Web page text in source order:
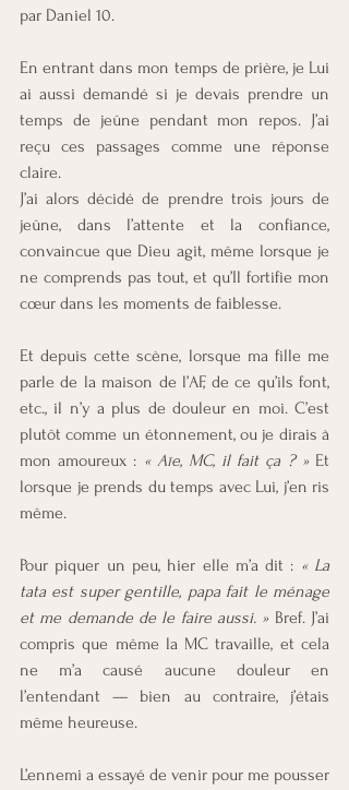
par Daniel 10.
En entrant dans mon temps de prière, je Lui
ai aussi demandé si je devais prendre un
temps de jeûne pendant mon repos. J’ai
reçu ces passages comme une réponse
claire.
J’ai alors décidé de prendre trois jours de
jeûne, dans l’attente et la confiance,
convaincue que Dieu agit, même lorsque je
ne comprends pas tout, et qu’Il fortifie mon
cœur dans les moments de faiblesse.
Et depuis cette scène, lorsque ma fille me
parle de la maison de l’AF, de ce qu’ils font,
etc., il n’y a plus de douleur en moi. C’est
plutôt comme un étonnement, ou je dirais à
mon amoureux : « Aïe, MC, il fait ça ? » Et
lorsque je prends du temps avec Lui, j’en ris
même.
Pour piquer un peu, hier elle m’a dit : « La
tata est super gentille, papa fait le ménage
et me demande de le faire aussi. » Bref. J’ai
compris que même la MC travaille, et cela
ne m’a causé aucune douleur en
l’entendant — bien au contraire, j’étais
même heureuse.
L’ennemi a essayé de venir pour me pousser